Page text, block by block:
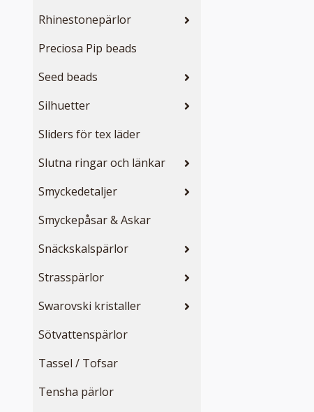
Rhinestonepärlor
Preciosa Pip beads
Seed beads
Silhuetter
Sliders för tex läder
Slutna ringar och länkar
Smyckedetaljer
Smyckepåsar & Askar
Snäckskalspärlor
Strasspärlor
Swarovski kristaller
Sötvattenspärlor
Tassel / Tofsar
Tensha pärlor